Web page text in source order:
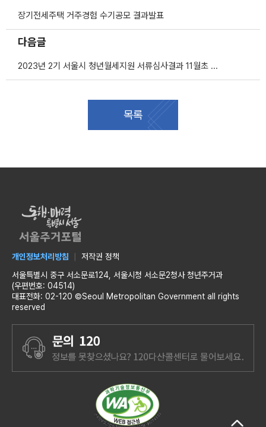
장기전세주택 거주경험 수기공모 결과발표
다음글
2023년 2기 서울시 청년월세지원 서류심사결과 11월초 발표(예정) 안내
목록
개인정보처리방침
저작권 정책
서울특별시 중구 서소문로124, 서울시청 서소문2청사 청년주거과
(우편번호: 04514)
대표전화: 02-120 ©Seoul Metropolitan Government all rights
reserved